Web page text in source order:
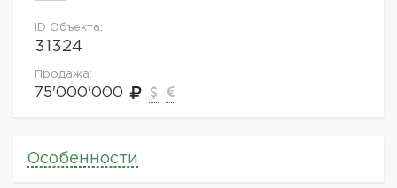
ID Объекта:
31324
Продажа:
75'000'000
Особенности